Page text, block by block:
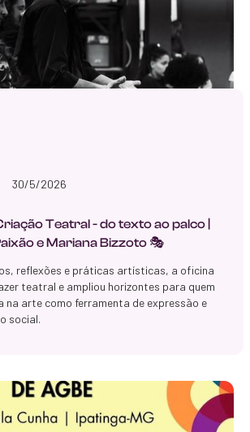
30/5/2026
Teatral - do texto ao palco |
e Mariana Bizzoto 🎭
reflexões e práticas artísticas, a oficina
teatral e ampliou horizontes para quem
na arte como ferramenta de expressão e
social.